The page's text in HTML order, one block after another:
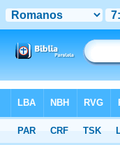
>Romanos Capítulo 7 > Verso 14